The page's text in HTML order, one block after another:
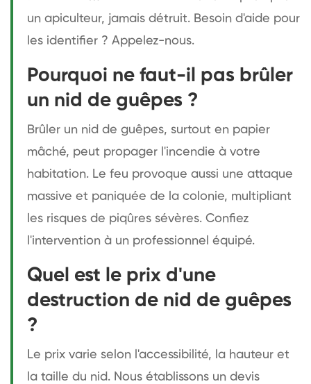
un apiculteur, jamais détruit. Besoin d'aide pour
les identifier ? Appelez-nous.
Pourquoi ne faut-il pas brûler
un nid de guêpes ?
Brûler un nid de guêpes, surtout en papier
mâché, peut propager l'incendie à votre
habitation. Le feu provoque aussi une attaque
massive et paniquée de la colonie, multipliant
les risques de piqûres sévères. Confiez
l'intervention à un professionnel équipé.
Quel est le prix d'une
destruction de nid de guêpes
?
Le prix varie selon l'accessibilité, la hauteur et
la taille du nid. Nous établissons un devis